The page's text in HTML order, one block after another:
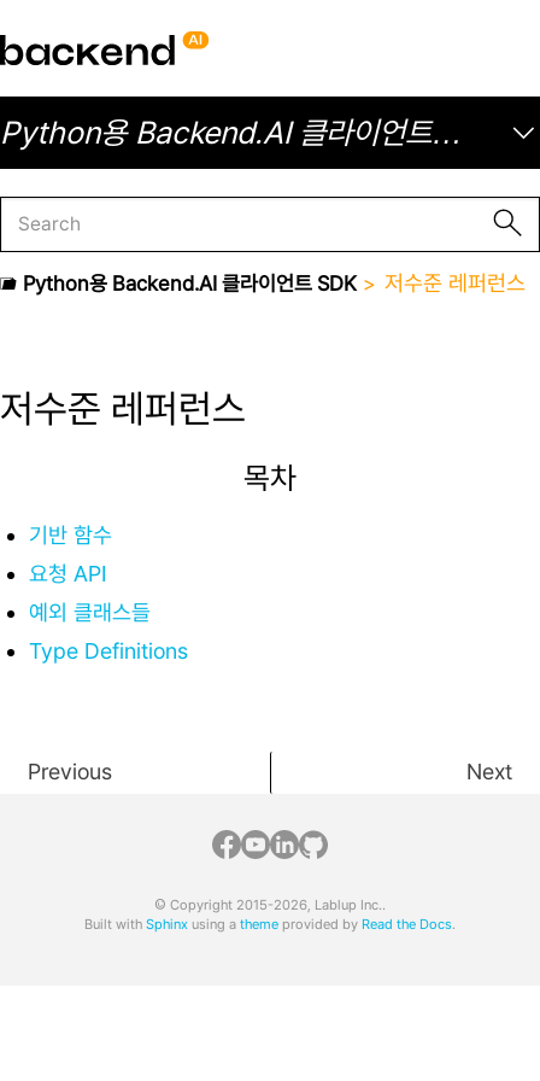
Python용 Backend.AI 클라이언트
Python용 Backend.AI 클라이언트 SDK 저수준 레퍼런스
저수준 레퍼런스
목차
기반 함수
요청 API
예외 클래스들
Type Definitions
Previous Next
© Copyright 2015-2026, Lablup Inc..
Built with Sphinx using a theme provided by Read the Docs.